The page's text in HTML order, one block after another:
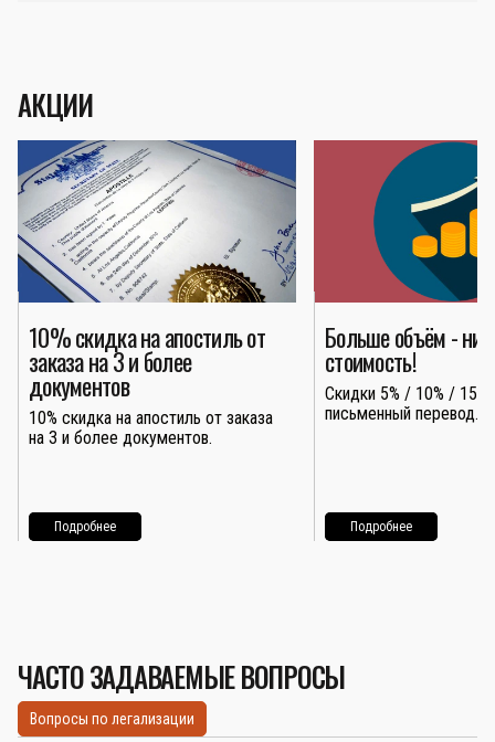
АКЦИИ
10% скидка на апостиль от
заказа на 3 и более
документов
10% скидка на апостиль от заказа
на 3 и более документов.
Подробнее
Больше объём -
стоимость!
Скидки 5% / 10% / 15%
письменный перевод.
Подробнее
ЧАСТО ЗАДАВАЕМЫЕ ВОПРОСЫ
Вопросы по легализации